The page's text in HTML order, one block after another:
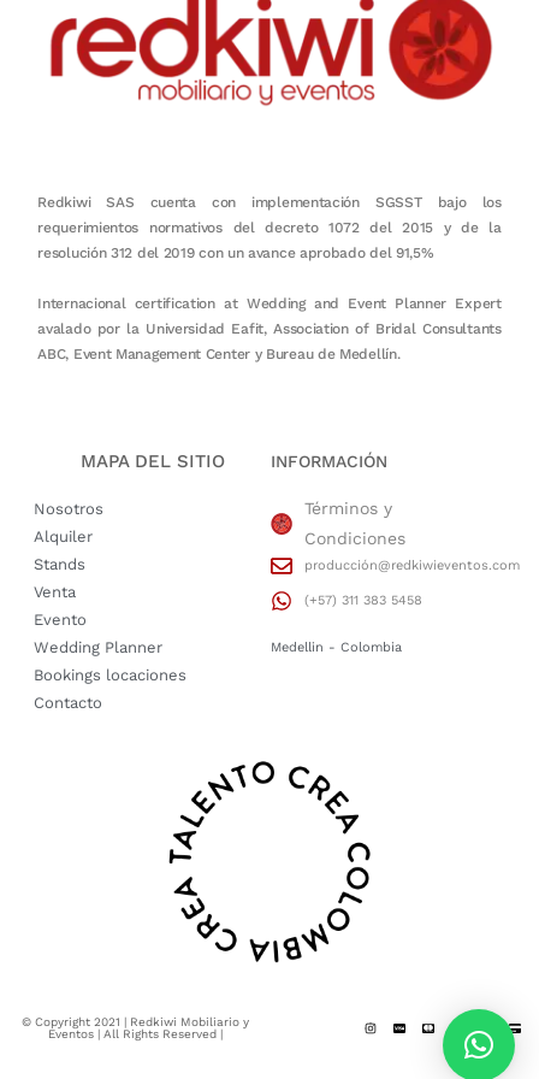
Redkiwi SAS cuenta con implementación SGSST bajo los
requerimientos normativos del decreto 1072 del 2015 y de la
resolución 312 del 2019 con un avance aprobado del 91,5%
Internacional certification at Wedding and Event Planner Expert
avalado por la Universidad Eafit, Association of Bridal Consultants
ABC, Event Management Center y Bureau de Medellín.
MAPA DEL SITIO
Nosotros
Alquiler
Stands
Venta
Evento
Wedding Planner
Bookings locaciones
Contacto
INFORMACIÓN
Términos y
Condiciones
producción@redkiwieventos.com
(+57) 311 383 5458
Medellin - Colombia
© Copyright 2021 | Redkiwi Mobiliario y
Eventos | All Rights Reserved |